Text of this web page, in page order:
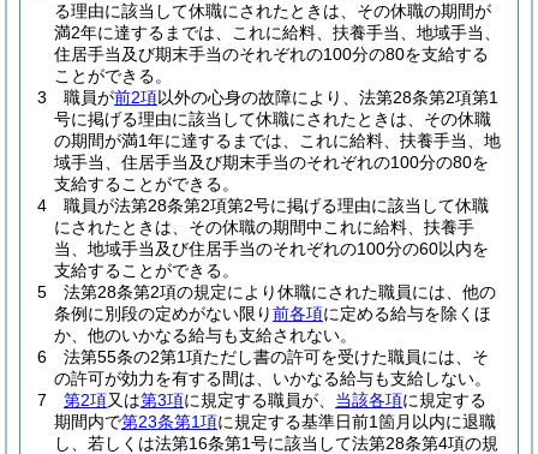
る理由に該当して休職にされたときは、その休職の期間が
満2年に達するまでは、これに給料、扶養手当、地域手当、
住居手当及び期末手当のそれぞれの100分の80を支給する
ことができる。
3
職員が前2項以外の心身の故障により、法第28条第2項第1
号に掲げる理由に該当して休職にされたときは、その休職
の期間が満1年に達するまでは、これに給料、扶養手当、地
域手当、住居手当及び期末手当のそれぞれの100分の80を
支給することができる。
4
職員が法第28条第2項第2号に掲げる理由に該当して休職
にされたときは、その休職の期間中これに給料、扶養手
当、地域手当及び住居手当のそれぞれの100分の60以内を
支給することができる。
5
法第28条第2項の規定により休職にされた職員には、他の
条例に別段の定めがない限り前各項に定める給与を除くほ
か、他のいかなる給与も支給されない。
6
法第55条の2第1項ただし書の許可を受けた職員には、そ
の許可が効力を有する間は、いかなる給与も支給しない。
7
第2項又は第3項に規定する職員が、 当該各項に規定する
期間内で第23条第1項に規定する基準日前1箇月以内に退職
し、若しくは法第16条第1号に該当して法第28条第4項の規